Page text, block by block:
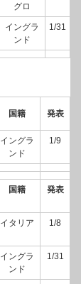
グロ
イングラ
ンド
1/31
国籍 発表
イングラ
ンド
1/9
国籍 発表
イタリア 1/8
イングラ
ンド
1/31